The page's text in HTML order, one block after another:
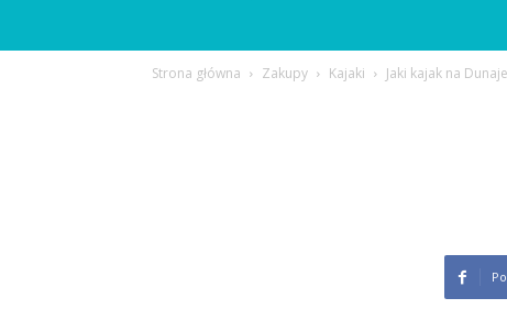
Strona główna Zakupy Kajaki Jaki kajak na